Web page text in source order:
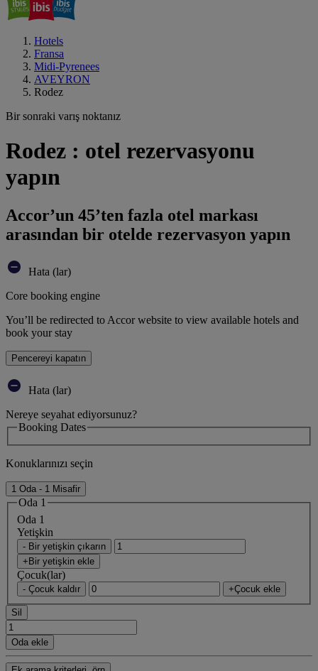
Hotels
Fransa
Midi-Pyrenees
AVEYRON
Rodez
Bir sonraki varış noktanız
Rodez : otel rezervasyonu
yapın
Accor’un 45’ten fazla otel markası
arasından bir otelde rezervasyon yapın
Hata (lar)
Core booking engine
You’ll be redirected to Accor website to view available hotels and
book your stay
Pencereyi kapatın
Hata (lar)
Nereye seyahat ediyorsunuz?
Booking Dates
Konuklarınızı seçin
1 Oda - 1 Misafir
Oda 1
Oda 1
Yetişkin
- Bir yetişkin çıkarın
+Bir yetişkin ekle
Çocuk(lar)
- Çocuk kaldır +Çocuk ekle
Sil
Oda ekle